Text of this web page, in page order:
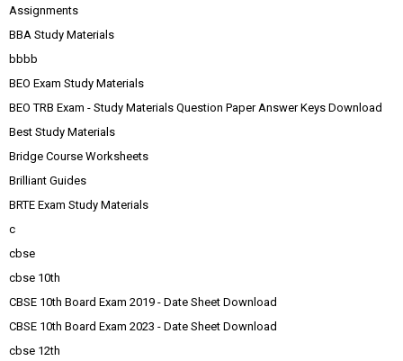
Assignments
BBA Study Materials
bbbb
BEO Exam Study Materials
BEO TRB Exam - Study Materials Question Paper Answer Keys Download
Best Study Materials
Bridge Course Worksheets
Brilliant Guides
BRTE Exam Study Materials
c
cbse
cbse 10th
CBSE 10th Board Exam 2019 - Date Sheet Download
CBSE 10th Board Exam 2023 - Date Sheet Download
cbse 12th